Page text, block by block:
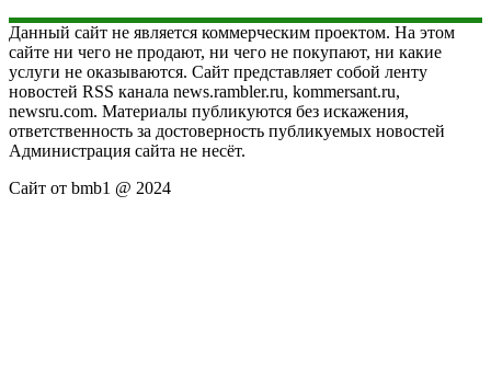
Данный сайт не является коммерческим проектом. На этом
сайте ни чего не продают, ни чего не покупают, ни какие
услуги не оказываются. Сайт представляет собой ленту
новостей RSS канала news.rambler.ru, kommersant.ru,
newsru.com. Материалы публикуются без искажения,
ответственность за достоверность публикуемых новостей
Администрация сайта не несёт.
Сайт от bmb1 @ 2024